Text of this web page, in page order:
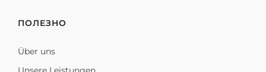
ПОЛЕЗНО
Über uns